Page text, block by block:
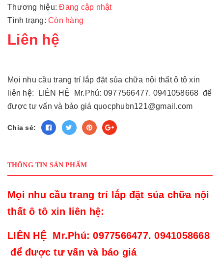
Thương hiệu: Đang cập nhật
Tình trạng: Còn hàng
Liên hệ
Mọi nhu cầu trang trí lắp đặt sủa chữa nội thất ô tô xin
liên hệ: LIÊN HỆ Mr.Phú: 0977566477. 0941058668 để
được tư vấn và báo giá quocphubn121@gmail.com
Chia sẻ:
THÔNG TIN SẢN PHẨM
Mọi nhu cầu trang trí lắp đặt sủa chữa nội
thất ô tô xin liên hệ:
LIÊN HỆ Mr.Phú: 0977566477. 0941058668
để được tư vấn và báo giá